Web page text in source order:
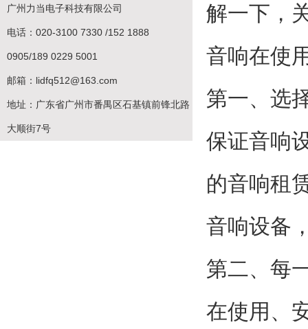
广州力当电子科技有限公司
电话：020-3100 7330 /152 1888
0905/189 0229 5001
邮箱：lidfq512@163.com
地址：广东省广州市番禺区石基镇前锋北路
大顺街7号
解一下，
音响在使
第一、选
保证音响
的音响租
音响设备
第二、每
在使用、